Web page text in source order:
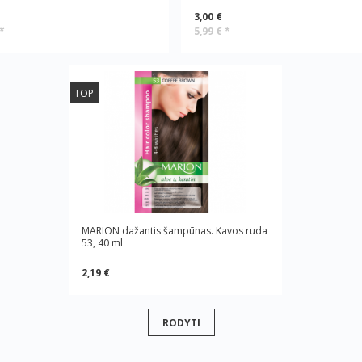
*
3,00 €
5,99 €*
TOP
MARION dažantis šampūnas. Kavos ruda
53, 40 ml
2,19 €
RODYTI